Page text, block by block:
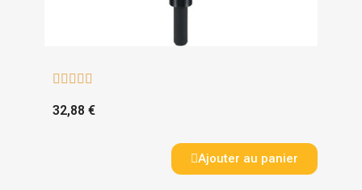
    
32,88 €
Ajouter au panier